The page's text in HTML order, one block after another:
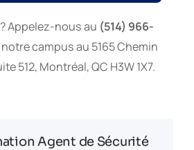
Appelez-nous au (514) 966-
campus au 5165 Chemin
512, Montréal, QC H3W 1X7.
Agent de Sécurité